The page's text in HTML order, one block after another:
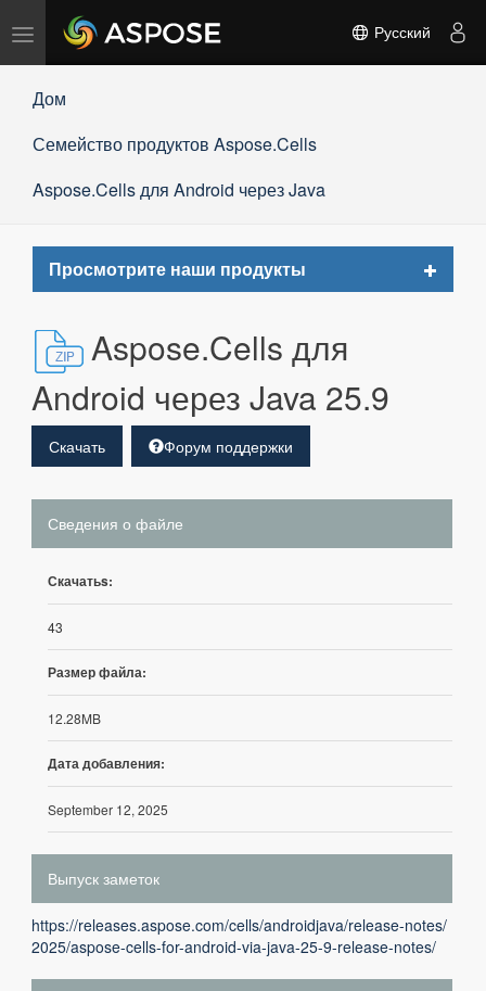
Переключить
навигацию
Русский
Дом
Семейство продуктов Aspose.Cells
Aspose.Cells для Android через Java
Просмотрите наши продукты
Toggle
Aspose.Cells для
Android через Java 25.9
Скачать Форум поддержки
Сведения о файле
Скачатьs:
43
Размер файла:
12.28MB
Дата добавления:
September 12, 2025
Выпуск заметок
https://releases.aspose.com/cells/androidjava/release-notes/
2025/aspose-cells-for-android-via-java-25-9-release-notes/